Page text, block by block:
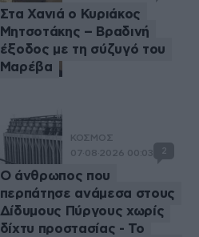
Στα Χανιά ο Κυριάκος
Μητσοτάκης – Βραδινή
έξοδος με τη σύζυγό του
Μαρέβα
ΚΟΣΜΟΣ
07·08·2026 00:03
2
Ο άνθρωπος που
περπάτησε ανάμεσα στους
Δίδυμους Πύργους χωρίς
δίχτυ προστασίας - Το